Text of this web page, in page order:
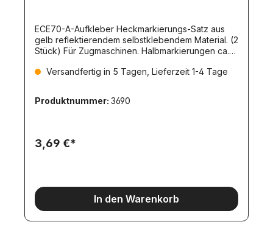
ECE70-A-Aufkleber Heckmarkierungs-Satz aus
gelb reflektierendem selbstklebendem Material. (2
Stück) Für Zugmaschinen. Halbmarkierungen ca.
Versandfertig in 5 Tagen, Lieferzeit 1-4 Tage
Produktnummer: 3690
3,69 €*
In den Warenkorb